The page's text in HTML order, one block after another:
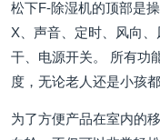
松下F-除湿机的顶部是
X、声音、定时、风向
干、电源开关。 所有功
度，无论老人还是小孩
为了方便产品在室内的